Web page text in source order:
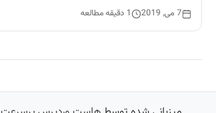
7 می, 2019 1 دقیقه مطالعه